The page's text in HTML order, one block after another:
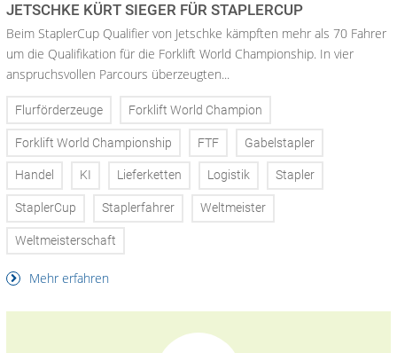
JETSCHKE KÜRT SIEGER FÜR STAPLERCUP
Beim StaplerCup Qualifier von Jetschke kämpften mehr als 70 Fahrer
um die Qualifikation für die Forklift World Championship. In vier
anspruchsvollen Parcours überzeugten...
Flurförderzeuge Forklift World Champion
Forklift World Championship FTF Gabelstapler
Handel KI Lieferketten Logistik Stapler
StaplerCup Staplerfahrer Weltmeister
Weltmeisterschaft
Mehr erfahren